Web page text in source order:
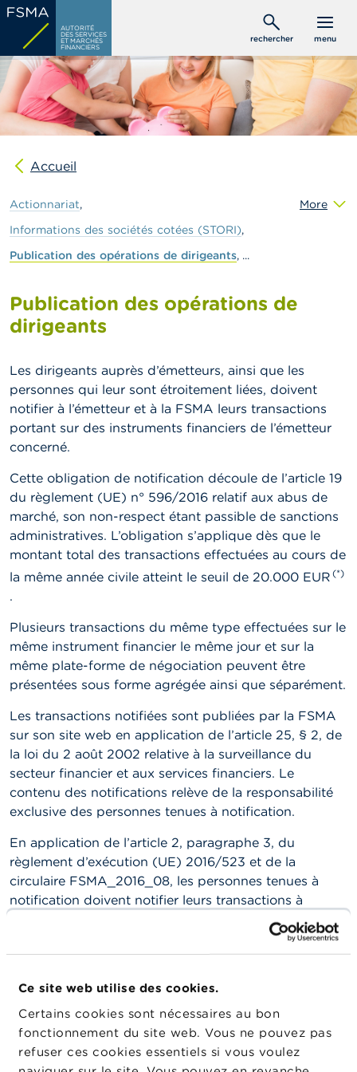
Ce site web utilise des cookies.
Certains cookies sont nécessaires au bon
fonctionnement du site web. Vous ne pouvez pas
refuser ces cookies essentiels si vous voulez
Aller
contenu
principal
AUTORITÉ
DES SERVICES
ET MARCHÉS
FINANCIERS
rechercher menu
C
s
o
m
m
a
t
u
P
o
s
i
n
e
l
s
L
a
F
S
M
c
a
i
t
é
s
t
M
i
e
s
e
g
a
r
d
e
o
C
Accueil
More
Actionnariat
Informations des sociétés cotées (STORI)
Publication des opérations de dirigeants
Publication des opérations de
dirigeants
Les dirigeants auprès d’émetteurs, ainsi que les
personnes qui leur sont étroitement liées, doivent
notifier à l’émetteur et à la FSMA leurs transactions
portant sur des instruments financiers de l’émetteur
concerné.
Cette obligation de notification découle de l’article 19
du règlement (UE) n° 596/2016 relatif aux abus de
marché, son non-respect étant passible de sanctions
administratives. L’obligation s’applique dès que le
montant total des transactions effectuées au cours de
la même année civile atteint le seuil de 20.000 EUR (*)
.
Plusieurs transactions du même type effectuées sur le
même instrument financier le même jour et sur la
même plate-forme de négociation peuvent être
présentées sous forme agrégée ainsi que séparément.
Les transactions notifiées sont publiées par la FSMA
sur son site web en application de l’article 25, § 2, de
la loi du 2 août 2002 relative à la surveillance du
secteur financier et aux services financiers. Le
contenu des notifications relève de la responsabilité
exclusive des personnes tenues à notification.
En application de l’article 2, paragraphe 3, du
règlement d’exécution (UE) 2016/523 et de la
circulaire FSMA_2016_08, les personnes tenues à
notification doivent notifier leurs transactions à
l’émetteur concerné et à la FSMA en utilisant
l’application de notification en ligne eMT. Elles
peuvent mandater une autre personne pour notifier
responsables du respect de leur obligation de
notification.
Les émetteurs doivent confirmer et transmettre les
notifications à la FSMA par le biais d’eMT. La FSMA